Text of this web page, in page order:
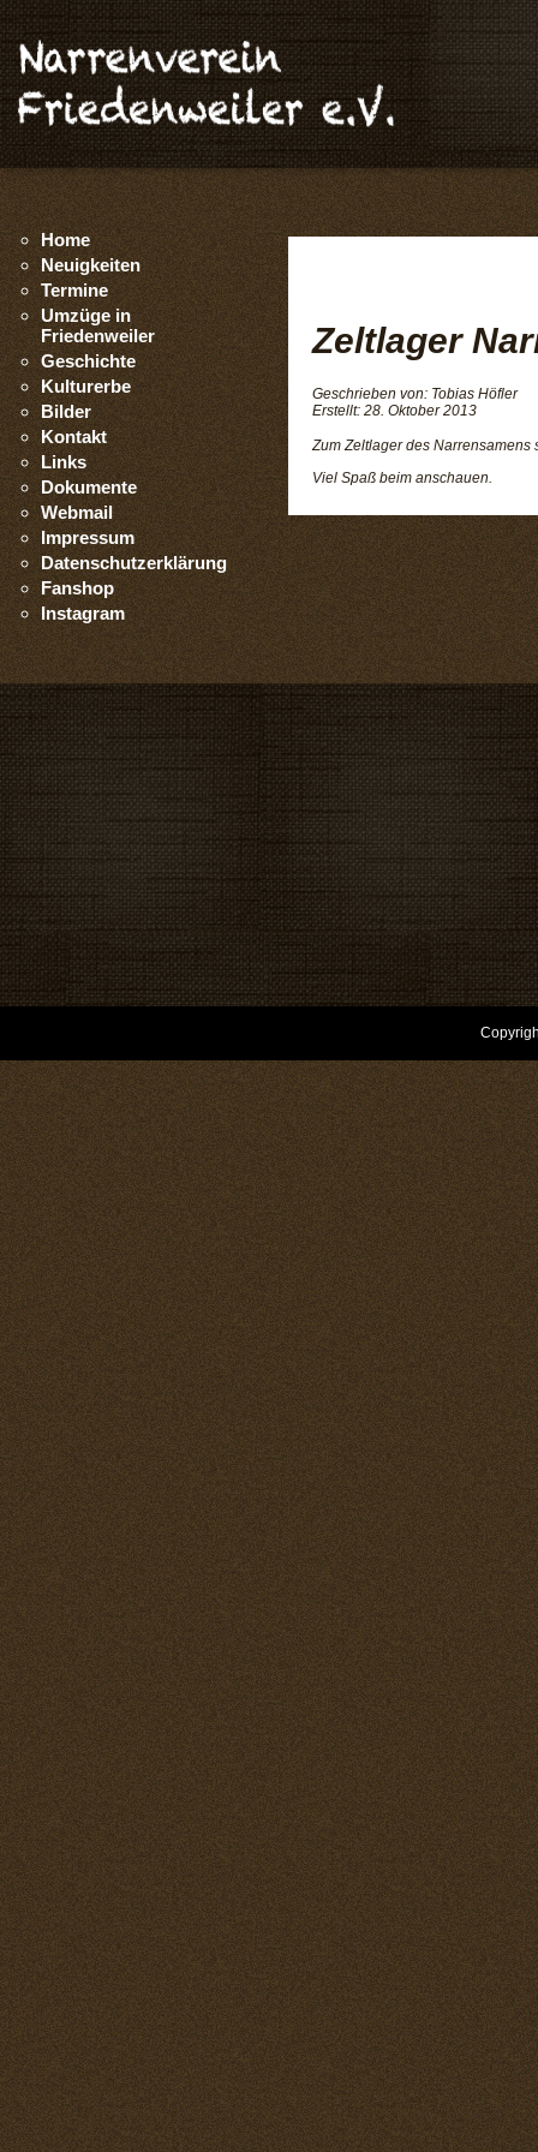
Home
Neuigkeiten
Termine
Umzüge in
Friedenweiler
Geschichte
Kulturerbe
Bilder
Kontakt
Links
Dokumente
Webmail
Impressum
Datenschutzerklärung
Fanshop
Instagram
Zeltlager
Geschrieben von: Tobias Höfler
Erstellt: 28. Oktober 2013
Zum Zeltlager des Narrensamens
Viel Spaß beim anschauen.